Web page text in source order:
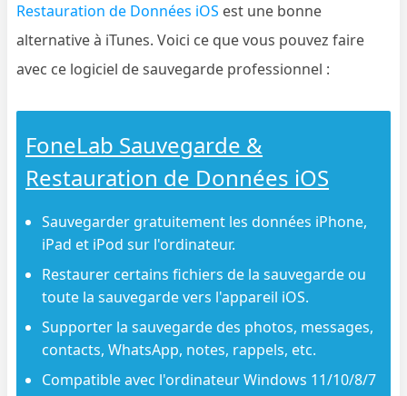
Restauration de Données iOS est une bonne
alternative à iTunes. Voici ce que vous pouvez faire
avec ce logiciel de sauvegarde professionnel :
FoneLab Sauvegarde &
Restauration de Données iOS
Sauvegarder gratuitement les données iPhone,
iPad et iPod sur l'ordinateur.
Restaurer certains fichiers de la sauvegarde ou
toute la sauvegarde vers l'appareil iOS.
Supporter la sauvegarde des photos, messages,
contacts, WhatsApp, notes, rappels, etc.
Compatible avec l'ordinateur Windows 11/10/8/7